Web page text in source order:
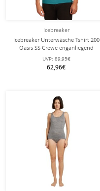
Icebreaker
Icebreaker Unterwäsche Tshirt 200
Oasis SS Crewe enganliegend
(Merinowolle) topazblau Herren
UVP: 89,95€
62,96€